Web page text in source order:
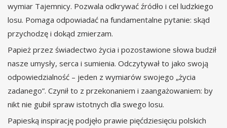
wymiar Tajemnicy. Pozwala odkrywać źródło i cel ludzkiego
losu. Pomaga odpowiadać na fundamentalne pytanie: skąd
przychodzę i dokąd zmierzam.
Papież przez świadectwo życia i pozostawione słowa budził
nasze umysły, serca i sumienia. Odczytywał to jako swoją
odpowiedzialność – jeden z wymiarów swojego „życia
zadanego”. Czynił to z przekonaniem i zaangażowaniem: by
nikt nie gubił spraw istotnych dla swego losu.
Papieską inspirację podjęło prawie pięćdziesięciu polskich